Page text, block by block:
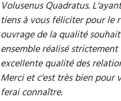
Volusenus Quadratus.
tiens à vous féliciter pour le
ouvrage de la qualité
ensemble réalisé strictement
excellente qualité des
Merci et c'est très bien pour
ferai connaître.